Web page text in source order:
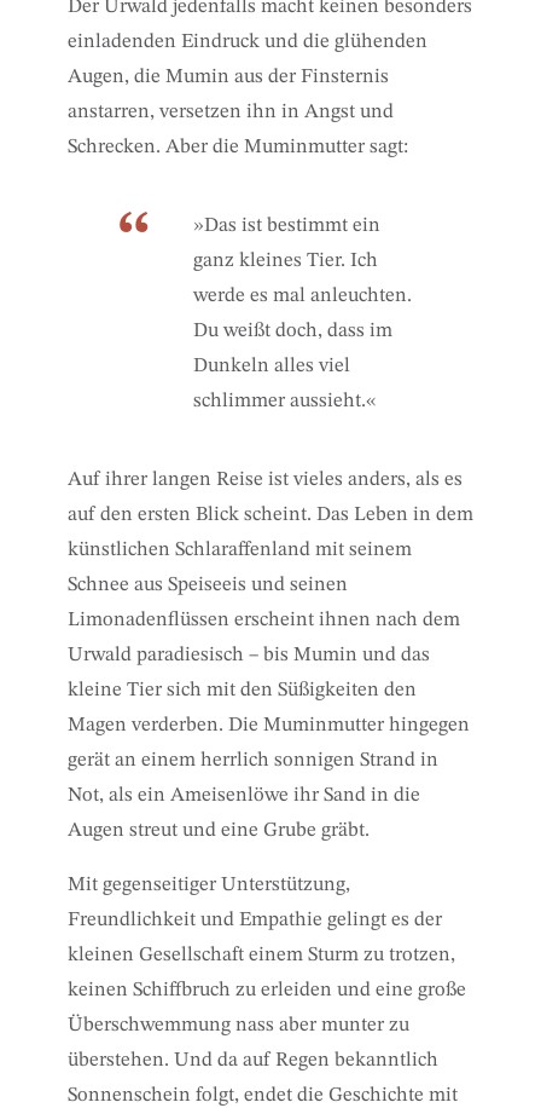
Der Urwald jedenfalls macht keinen besonders
einladenden Eindruck und die glühenden
Augen, die Mumin aus der Finsternis
anstarren, versetzen ihn in Angst und
Schrecken. Aber die Muminmutter sagt:
»Das ist bestimmt ein
ganz kleines Tier. Ich
werde es mal anleuchten.
Du weißt doch, dass im
Dunkeln alles viel
schlimmer aussieht.«
Auf ihrer langen Reise ist vieles anders, als es
auf den ersten Blick scheint. Das Leben in dem
künstlichen Schlaraffenland mit seinem
Schnee aus Speiseeis und seinen
Limonadenflüssen erscheint ihnen nach dem
Urwald paradiesisch – bis Mumin und das
kleine Tier sich mit den Süßigkeiten den
Magen verderben. Die Muminmutter hingegen
gerät an einem herrlich sonnigen Strand in
Not, als ein Ameisenlöwe ihr Sand in die
Augen streut und eine Grube gräbt.
Mit gegenseitiger Unterstützung,
Freundlichkeit und Empathie gelingt es der
kleinen Gesellschaft einem Sturm zu trotzen,
keinen Schiffbruch zu erleiden und eine große
Überschwemmung nass aber munter zu
überstehen. Und da auf Regen bekanntlich
Sonnenschein folgt, endet die Geschichte mit